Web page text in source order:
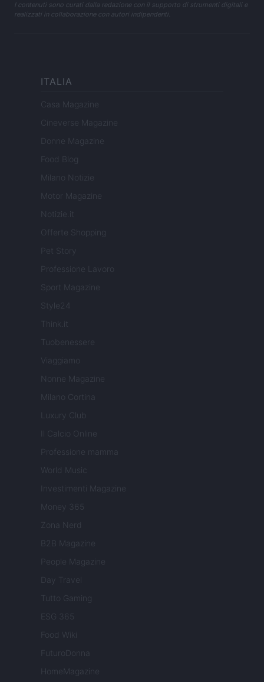
I contenuti sono curati dalla redazione con il supporto di strumenti digitali e
realizzati in collaborazione con autori indipendenti.
ITALIA
Casa Magazine
Cineverse Magazine
Donne Magazine
Food Blog
Milano Notizie
Motor Magazine
Notizie.it
Offerte Shopping
Pet Story
Professione Lavoro
Sport Magazine
Style24
Think.it
Tuobenessere
Viaggiamo
Nonne Magazine
Milano Cortina
Luxury Club
Il Calcio Online
Professione mamma
World Music
Investimenti Magazine
Money 365
Zona Nerd
B2B Magazine
People Magazine
Day Travel
Tutto Gaming
ESG 365
Food Wiki
FuturoDonna
HomeMagazine